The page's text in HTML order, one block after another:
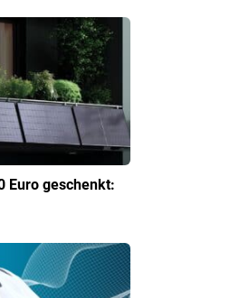
Euro geschenkt: